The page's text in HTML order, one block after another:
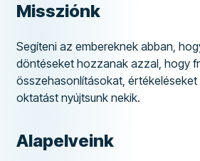
Missziónk
Segíteni az embereknek abban,
döntéseket hozzanak azzal, hogy
összehasonlításokat, értékeléseket
oktatást nyújtsunk nekik.
Alapelveink